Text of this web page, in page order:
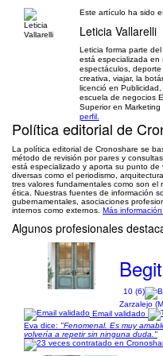
Este artículo ha sido
Leticia Vallarelli
Leticia forma parte
está especializada en
espectáculos,
creativa, viajar, la
licenció en
escuela de negocios
Superior en Marketing
perfil.
Política editorial de
La política editorial de Cronoshare se
método de revisión por pares y
está especializado y aporta su punto
diversas como el periodismo,
tres valores fundamentales como son el
ética. Nuestras fuentes de información
gubernamentales, asociaciones
internos como externos. Más
Algunos profesionales
10 (6)
Zarzalejo
Email validado
Eva dice: "Fenomenal. Es muy
volvería a repetir sin ninguna duda."